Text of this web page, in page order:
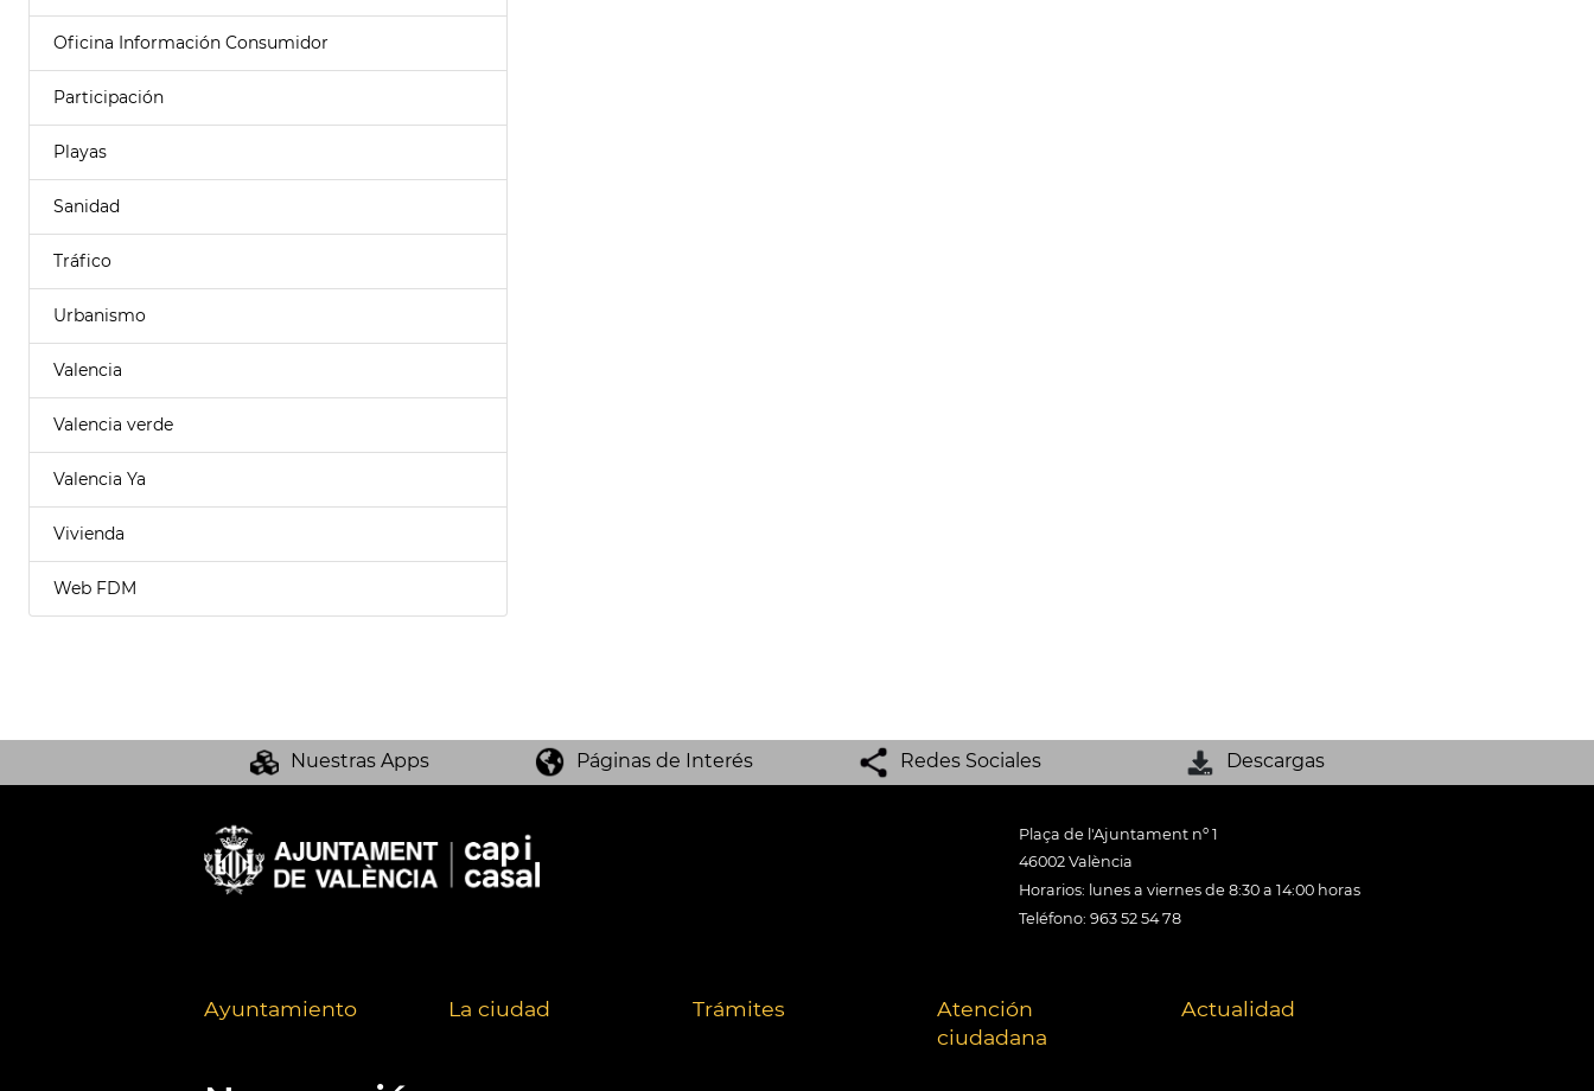
Oficina Información Consumidor
Participación
Playas
Sanidad
Tráfico
Urbanismo
Valencia
Valencia verde
Valencia Ya
Vivienda
Web FDM
Nuestras Apps Páginas de Interés Redes Sociales Descargas
Plaça de l'Ajuntament nº 1
46002 València
Horarios: lunes a viernes de 8:30 a 14:00 horas
Teléfono: 963 52 54 78
Ayuntamiento La ciudad Trámites
Atención
ciudadana
Actualidad